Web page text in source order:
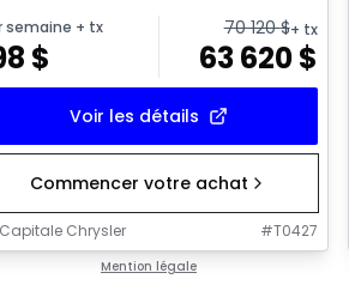
semaine + tx
$
70 120$+ tx
63 620$
Voir les détails
Commencer votre achat
Capitale Chrysler #T0427
Mention légale